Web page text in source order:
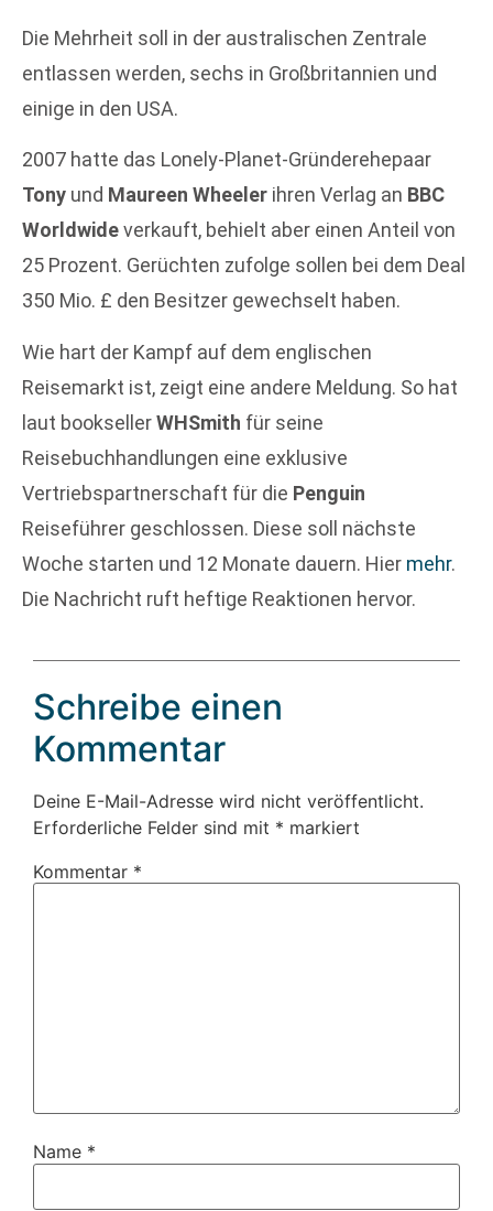
Die Mehrheit soll in der australischen Zentrale
entlassen werden, sechs in Großbritannien und
einige in den USA.
2007 hatte das Lonely-Planet-Gründerehepaar
Tony und Maureen Wheeler ihren Verlag an BBC
Worldwideverkauft, behielt aber einen Anteil von
25 Prozent. Gerüchten zufolge sollen bei dem Deal
350 Mio. £ den Besitzer gewechselt haben.
Wie hart der Kampf auf dem englischen
Reisemarkt ist, zeigt eine andere Meldung. So hat
laut booksellerWHSmith für seine
Reisebuchhandlungen eine exklusive
Vertriebspartnerschaft für die Penguin
Reiseführer geschlossen. Diese soll nächste
Woche starten und 12 Monate dauern. Hier mehr.
Die Nachricht ruft heftige Reaktionen hervor.
Schreibe einen
Kommentar
Deine E-Mail-Adresse wird nicht veröffentlicht.
Erforderliche Felder sind mit * markiert
Kommentar *
Name *